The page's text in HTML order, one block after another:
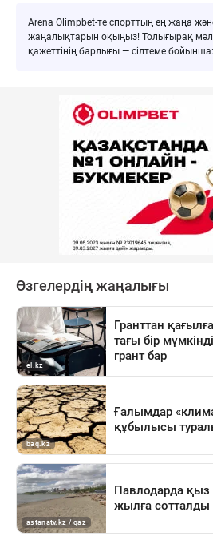
Arena Olimpbet-те спорттың ең жаңа
жаңалықтарын оқыңыз! Толығырақ
қажеттінің барлығы — сілтеме бойынша: